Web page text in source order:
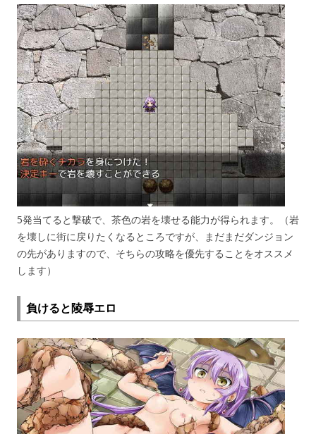
5発当てると撃破で、茶色の岩を壊せる能力が得られます。（岩
を壊しに街に戻りたくなるところですが、まだまだダンジョン
の先がありますので、そちらの攻略を優先することをオススメ
します）
負けると陵辱エロ